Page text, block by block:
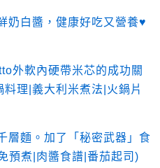
奶白醬，健康好吃又營養♥
外軟內硬帶米芯的成功關
理|義大利米煮法|火鍋片
層麵。加了「秘密武器」食
預煮|肉醬食譜|番茄起司)